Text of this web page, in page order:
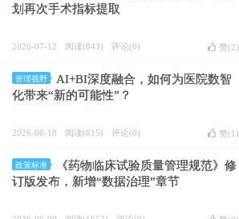
划再次手术指标提取
2026-07-12 阅读(843) 评论(0) 赞(2)
管理视野
AI+BI深度融合，如何为医院数智
化带来“新的可能性”？
2026-06-18 阅读(815) 评论(0) 赞(1 )
政策标准
《药物临床试验质量管理规范》修
订版发布，新增“数据治理”章节